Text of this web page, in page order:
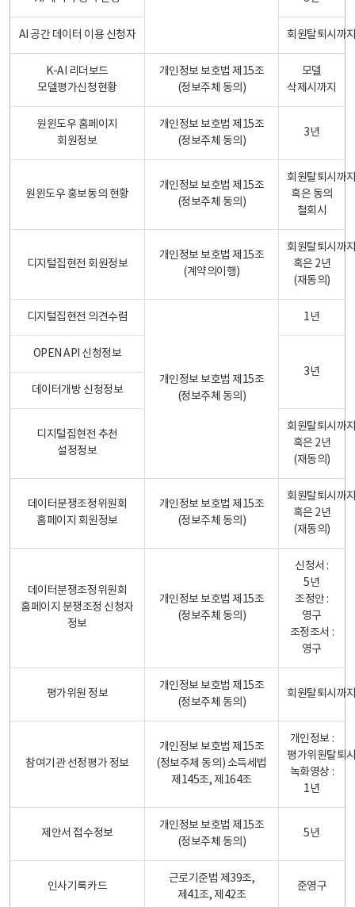
AI 공간 데이터 이용 신청자 회원탈퇴시까
K-AI 리더보드
모델평가신청현황
개인정보 보호법 제15조
(정보주체 동의)
모델
삭제시까지
원윈도우 홈페이지
회원정보
개인정보 보호법 제15조
(정보주체 동의)
3년
원윈도우 홍보동의 현황
개인정보 보호법 제15조
(정보주체 동의)
회원탈퇴시까
혹은 동의
철회시
디지털집현전 회원정보
개인정보 보호법 제15조
(계약의이행)
회원탈퇴시까
혹은 2년
(재동의)
디지털집현전 의견수렴
개인정보 보호법 제15조
(정보주체 동의)
1년
OPEN API 신청정보
3년
데이터개방 신청정보
디지털집현전 추천
설정정보
회원탈퇴시까
혹은 2년
(재동의)
데이터분쟁조정위원회
홈페이지 회원정보
개인정보 보호법 제15조
(정보주체 동의)
회원탈퇴시까
혹은 2년
(재동의)
데이터분쟁조정위원회
홈페이지 분쟁조정 신청자
정보
개인정보 보호법 제15조
(정보주체 동의)
신청서 :
5년
조정안 :
영구
조정조서 :
영구
평가위원 정보
개인정보 보호법 제15조
(정보주체 동의)
회원탈퇴시까
참여기관 선정평가 정보
개인정보 보호법 제15조
(정보주체 동의) 소득세법
제145조, 제164조
개인정보 :
평가위원탈퇴
녹화영상 :
1년
제안서 접수정보
개인정보 보호법 제15조
(정보주체 동의)
5년
인사기록카드
근로기준법 제39조,
제41조, 제42조
준영구